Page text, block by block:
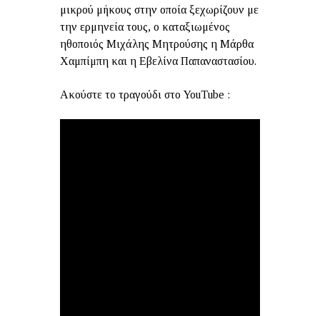
μικρού μήκους στην οποία ξεχωρίζουν με
την ερμηνεία τους, ο καταξιωμένος
ηθοποιός Μιχάλης Μητρούσης η Μάρθα
Χαμπίμπη και η Εβελίνα Παπαναστασίου.
Ακούστε τo τραγούδι στο YouTube :